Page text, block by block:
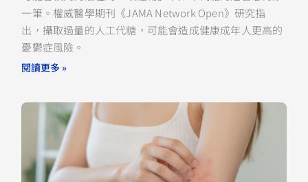
一筆。權威醫學期刊《JAMA Network Open》研究指
出，攝取過量的人工代糖，可能會造成健康成年人更高的
憂鬱症風險。
閱讀更多 »